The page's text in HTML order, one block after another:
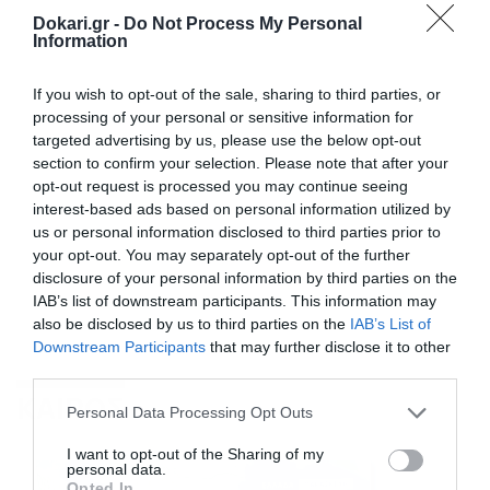
Dokari.gr - Do Not Process My Personal
Information
If you wish to opt-out of the sale, sharing to third parties, or
processing of your personal or sensitive information for
targeted advertising by us, please use the below opt-out
section to confirm your selection. Please note that after your
opt-out request is processed you may continue seeing
interest-based ads based on personal information utilized by
us or personal information disclosed to third parties prior to
your opt-out. You may separately opt-out of the further
disclosure of your personal information by third parties on the
IAB’s list of downstream participants. This information may
also be disclosed by us to third parties on the IAB’s List of
Downstream Participants that may further disclose it to other
Please note that this website/app uses one or more Google
not limited to your visit or usage behaviour. You may click to
grant or deny consent to Google and its third-party tags to
Personal Data Processing Opt Outs
I want to opt-out of the Sharing of my
personal data.
ΚΑΙΡΟΣ